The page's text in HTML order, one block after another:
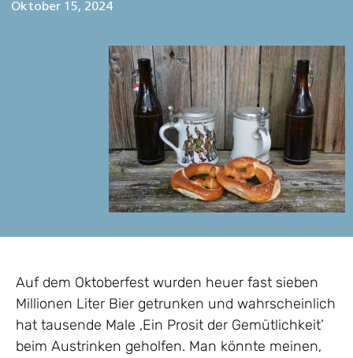
Oktober 15, 2024
Auf dem Oktoberfest wurden heuer fast sieben
Millionen Liter Bier getrunken und wahrscheinlich
hat tausende Male ‚Ein Prosit der Gemütlichkeit’
beim Austrinken geholfen. Man könnte meinen,